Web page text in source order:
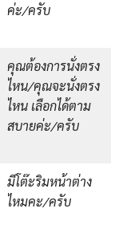
ค่ะ/ครับ
คุณต้องการนั่งตรง
ไหน/คุณจะนั่งตรง
ไหน เลือกได้ตาม
สบายค่ะ/ครับ
มีโต๊ะริมหน้าต่าง
ไหมคะ/ครับ